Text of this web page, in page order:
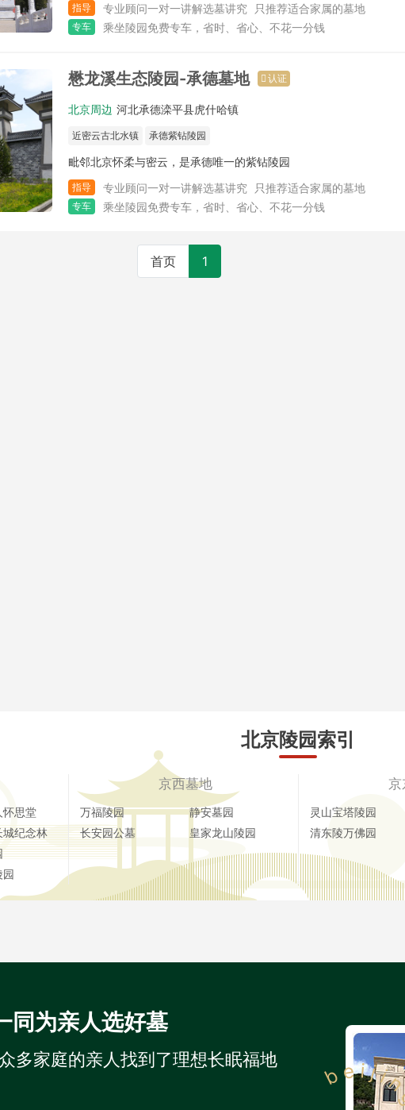
指导 专业顾问一对一讲解选墓讲究 只推荐适合家属的墓地
专车 乘坐陵园免费专车，省时、省心、不花一分钱
懋龙溪生态陵园-承德墓地 认证
北京周边 河北承德滦平县虎什哈镇
近密云古北水镇 承德紫钻陵园
毗邻北京怀柔与密云，是承德唯一的紫钻陵园
指导 专业顾问一对一讲解选墓讲究 只推荐适合家属的墓地
专车 乘坐陵园免费专车，省时、省心、不花一分钱
首页 1
北京陵园索引
怀思堂
城纪念林
园
京西墓地
万福陵园
静安墓园
长安园公墓
皇家龙山陵园
灵山宝塔陵园
清东陵万佛园
同为亲人选好墓
多家庭的亲人找到了理想长眠福地